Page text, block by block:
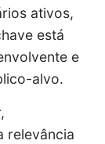
ativos,
está
e
alvo.
relevância